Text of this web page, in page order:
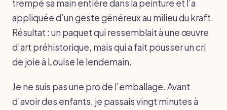
trempé sa main entière dans la peinture et l’a
appliquée d’un geste généreux au milieu du kraft.
Résultat : un paquet qui ressemblait à une œuvre
d’art préhistorique, mais qui a fait pousser un cri
de joie à Louise le lendemain.
Je ne suis pas une pro de l’emballage. Avant
d’avoir des enfants, je passais vingt minutes à